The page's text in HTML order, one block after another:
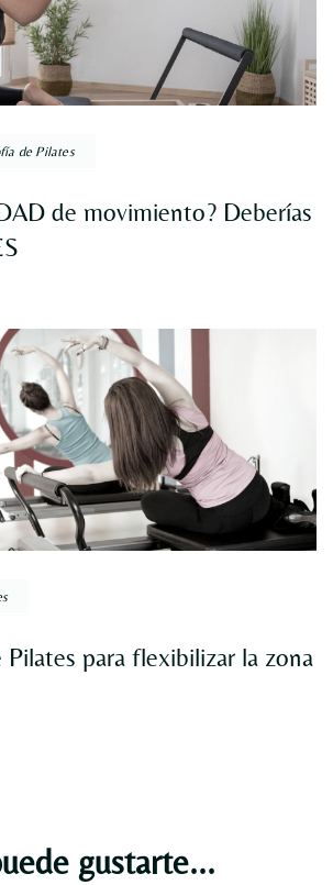
de Pilates
de movimiento? Deberías
Pilates para flexibilizar la zona
gustarte...